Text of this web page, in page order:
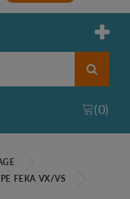
(0)
FEKA VX/VS